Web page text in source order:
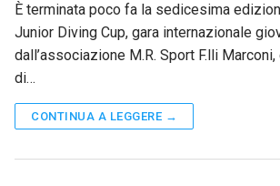
È terminata poco fa la sedicesima
Junior Diving Cup, gara internazionale
dall’associazione M.R. Sport F.lli
di…
CONTINUA A LEGGERE →